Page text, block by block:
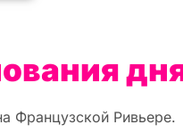
Французской Ривьере.